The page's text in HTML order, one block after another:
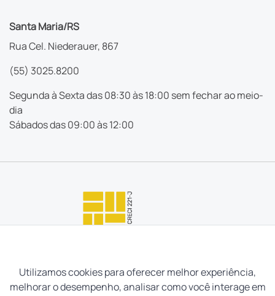
Santa Maria/RS
Rua Cel. Niederauer, 867
(55) 3025.8200
Segunda à Sexta das 08:30 às 18:00 sem fechar ao meio-
dia
Sábados das 09:00 às 12:00
Utilizamos cookies para oferecer melhor experiência,
melhorar o desempenho, analisar como você interage em